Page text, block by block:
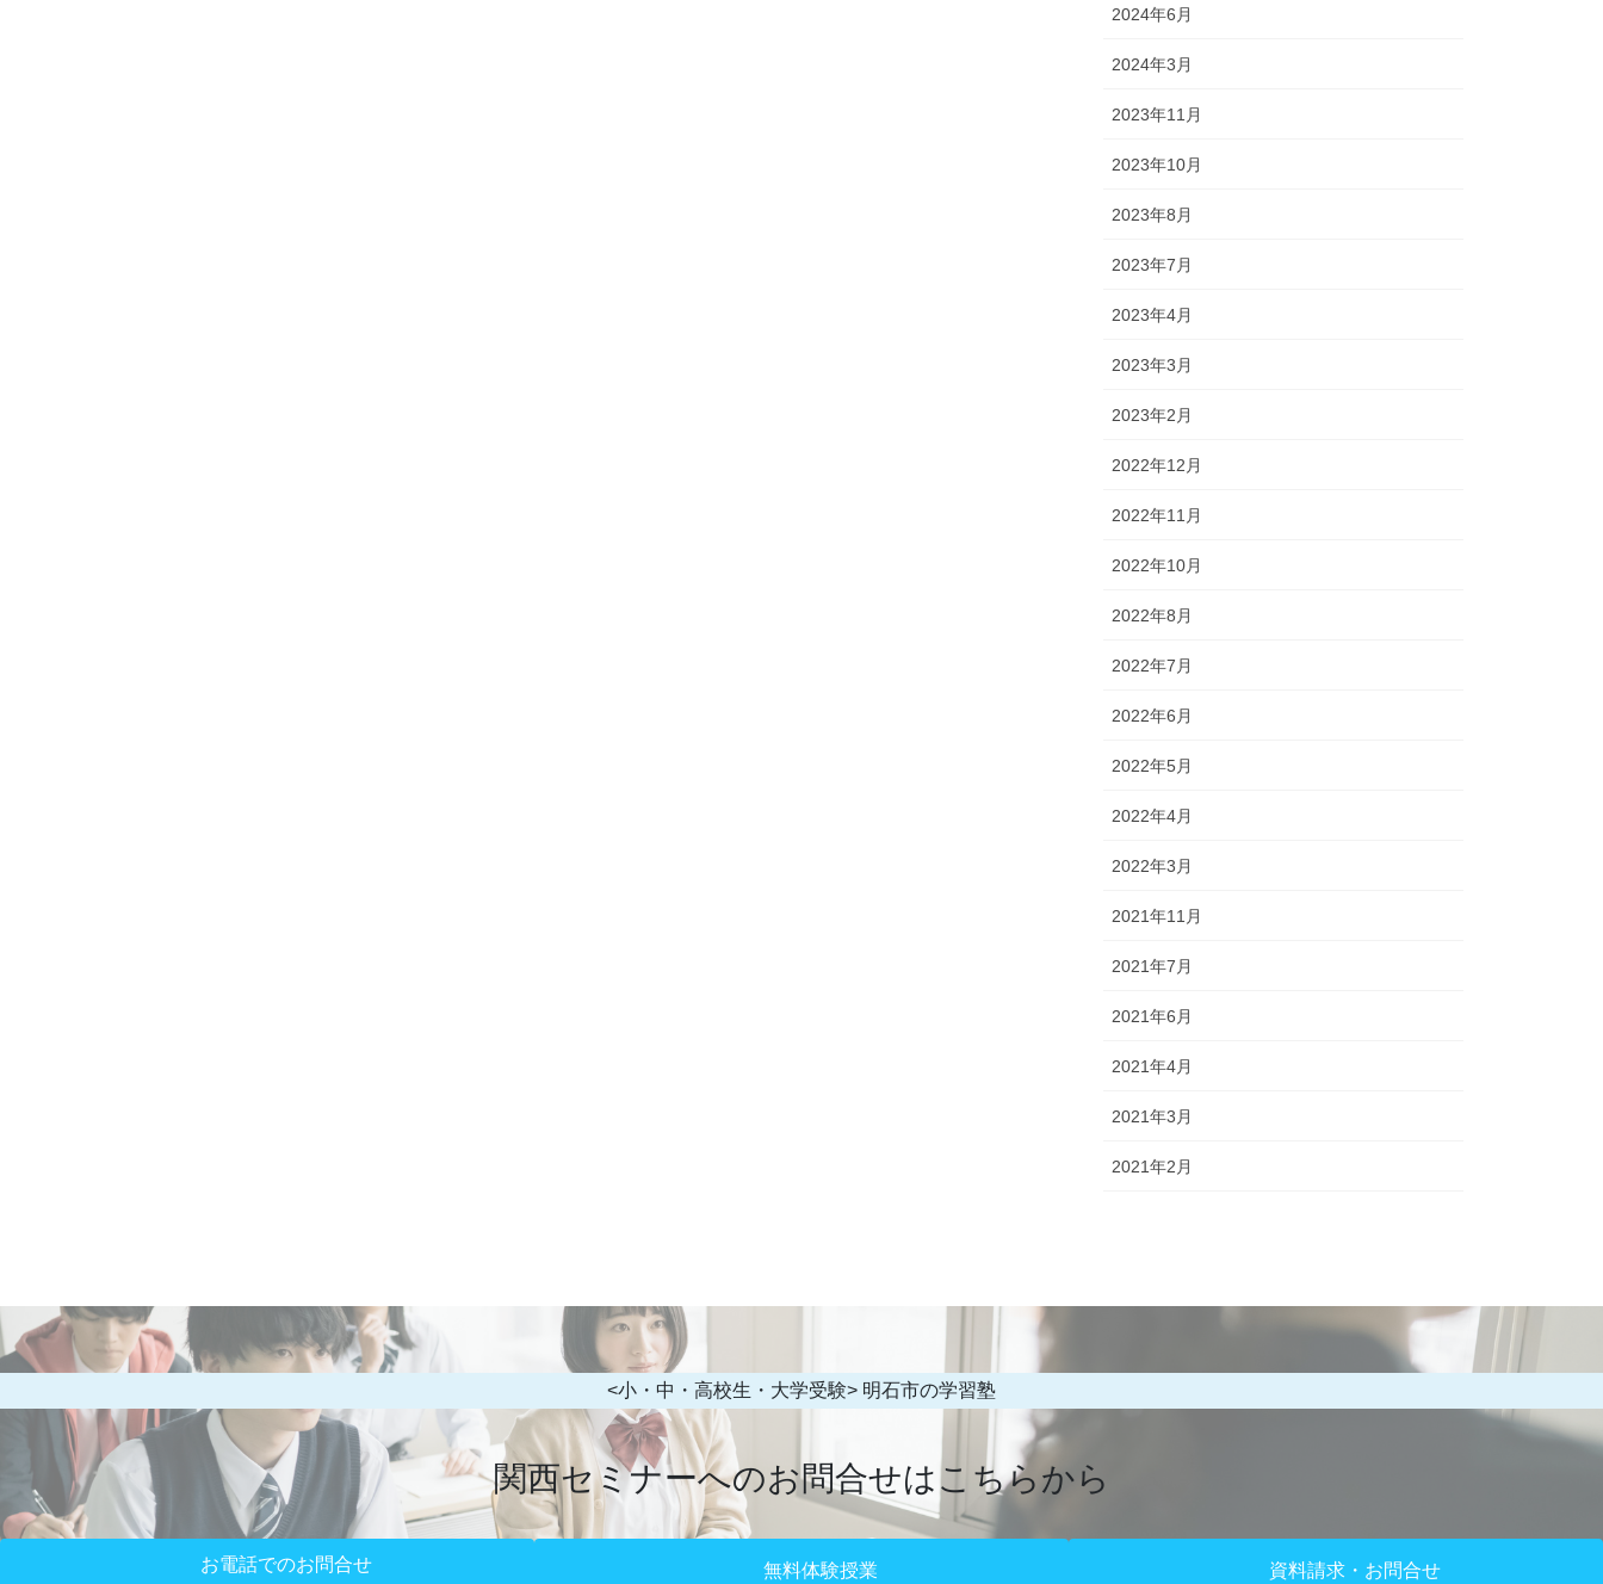
2024年6月
2024年3月
2023年11月
2023年10月
2023年8月
2023年7月
2023年4月
2023年3月
2023年2月
2022年12月
2022年11月
2022年10月
2022年8月
2022年7月
2022年6月
2022年5月
2022年4月
2022年3月
2021年11月
2021年7月
2021年6月
2021年4月
2021年3月
2021年2月
<小・中・高校生・大学受験> 明石市の学習塾
関西セミナーへのお問合せはこちらから
お電話でのお問合せ
無料体験授業 資料請求・お問合せ